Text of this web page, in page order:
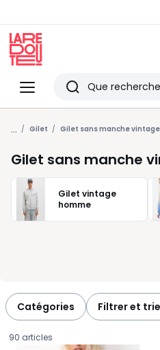
Menu
Redoute
Rechercher
Derniers
articles
vus
... Gilet Gilet sans manche vintage
Gilet sans manche
Gilet vintage
homme
Catégories Filtrer et
90 articles